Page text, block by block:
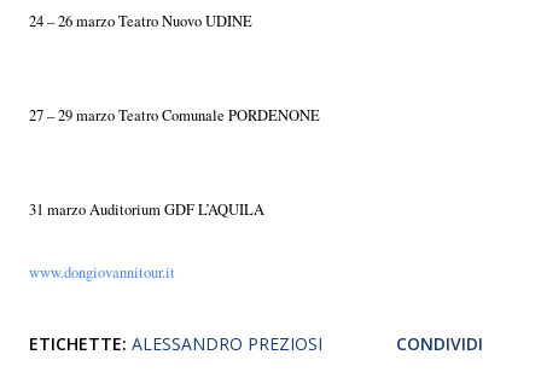
24 – 26 marzo Teatro Nuovo UDINE
27 – 29 marzo Teatro Comunale PORDENONE
31 marzo Auditorium GDF L’AQUILA
www.dongiovannitour.it
ETICHETTE: ALESSANDRO PREZIOSI CONDIVIDI